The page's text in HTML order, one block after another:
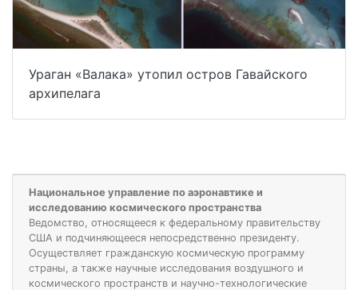
Ураган «Валака» утопил остров Гавайского
архипелага
Национальное управление по аэронавтике и
исследованию космического пространства
Ведомство, относящееся к федеральному правительству
США и подчиняющееся непосредственно президенту.
Осуществляет гражданскую космическую программу
страны, а также научные исследования воздушного и
космического пространств и научно-технологические